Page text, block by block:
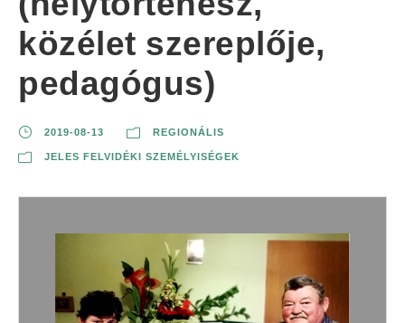
közélet szereplője,
pedagógus)
2019-08-13 REGIONÁLIS
JELES FELVIDÉKI SZEMÉLYISÉGEK